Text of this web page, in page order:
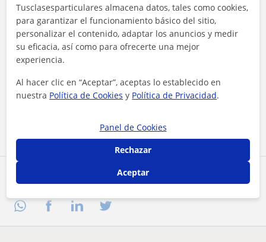
Comparte a este profesor
Al hacer clic, aceptas nuestroaviso legaly deprivacidad
Tusclasesparticulares almacena datos, tales como cookies,
para garantizar el funcionamiento básico del sitio,
personalizar el contenido, adaptar los anuncios y medir
su eficacia, así como para ofrecerte una mejor
experiencia.
Al hacer clic en “Aceptar”, aceptas lo establecido en
nuestra Política de Cookies y Política de Privacidad.
Panel de Cookies
Rechazar
Aceptar